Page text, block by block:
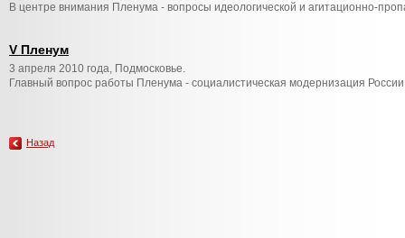
В центре внимания Пленума - вопросы идеологической и агитационно-
V Пленум
3 апреля 2010 года, Подмосковье.
Главный вопрос работы Пленума - социалистическая модернизация
Назад